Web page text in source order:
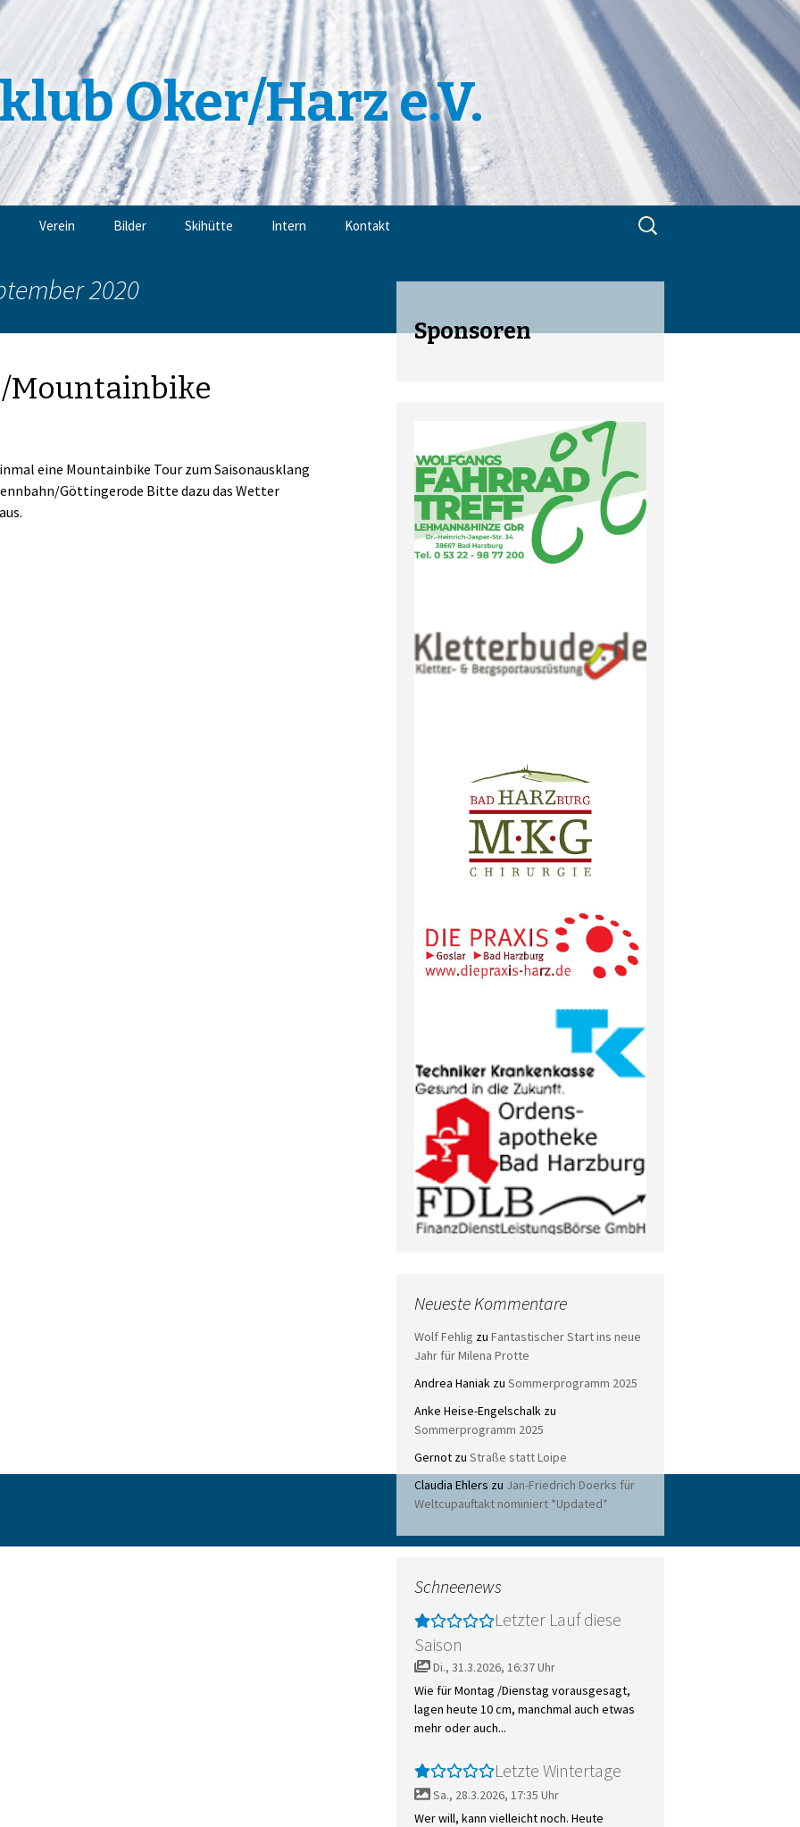
Oker/Harz e.V.
Verein
Sponsoren
Bilder Skihütte Intern Kontakt
Suchen
nach:
2020
Mountainbike
eine Mountainbike Tour zum Saisonausklang
Göttingerode Bitte dazu das Wetter
Sponsoren
Neueste Kommentare
Wolf Fehlig zu Fantastischer Start ins neue
Jahr für Milena Protte
Andrea Haniak zu Sommerprogramm 2025
Anke Heise-Engelschalk zu
Sommerprogramm 2025
Gernot zu Straße statt Loipe
Claudia Ehlers zu Jan-Friedrich Doerks für
Weltcupauftakt nominiert *Updated*
Schneenews
Letzter Lauf diese
Saison
Di., 31.3.2026, 16:37 Uhr
Wie für Montag /Dienstag vorausgesagt,
lagen heute 10 cm, manchmal auch etwas
mehr oder auch...
Letzte Wintertage
Sa., 28.3.2026, 17:35 Uhr
Wer will, kann vielleicht noch. Heute